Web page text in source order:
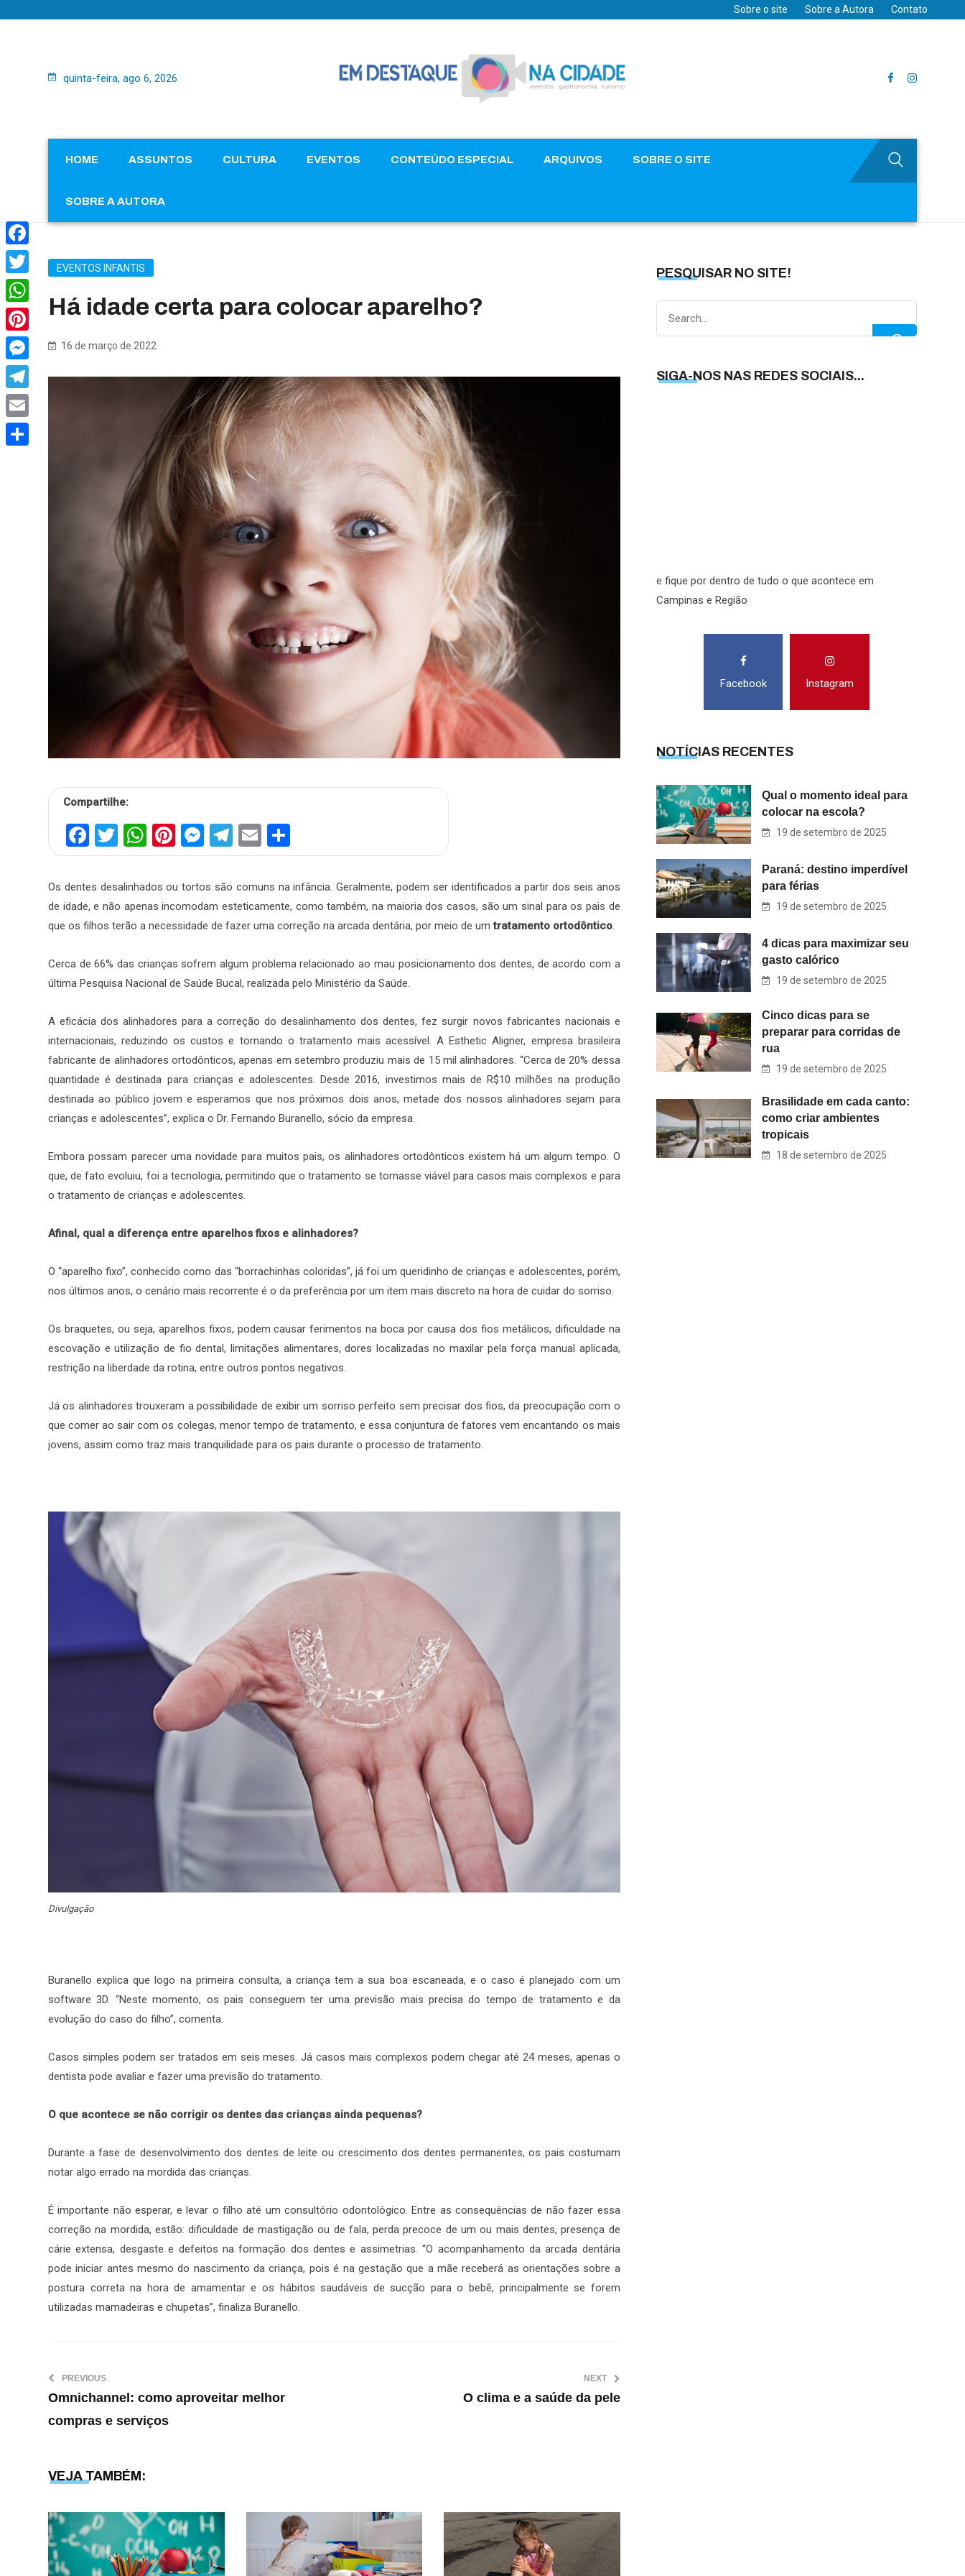
Sobre o site Sobre a Autora Contato
quinta-feira, ago 6, 2026
HOME ASSUNTOS CULTURA EVENTOS CONTEÚDO ESPECIAL ARQUIVOS SOBRE O SITE
SOBRE A AUTORA
EVENTOS INFANTIS
Há idade certa para colocar aparelho?
16 de março de 2022
Compartilhe:
Facebook
Twitter
WhatsApp
Pinterest
Messenger
Telegram
Email
Os dentes desalinhados ou tortos são comuns na infância. Geralmente, podem ser identificados a partir dos seis anos
de idade, e não apenas incomodam esteticamente, como também, na maioria dos casos, são um sinal para os pais de
que os filhos terão a necessidade de fazer uma correção na arcada dentária, por meio de umtratamento ortodôntico
Cerca de 66% das crianças sofrem algum problema relacionado ao mau posicionamento dos dentes, de acordo com a
última Pesquisa Nacional de Saúde Bucal, realizada pelo Ministério da Saúde.
A eficácia dos alinhadores para a correção do desalinhamento dos dentes, fez surgir novos fabricantes nacionais e
internacionais, reduzindo os custos e tornando o tratamento mais acessível. A Esthetic Aligner, empresa brasileira
fabricante de alinhadores ortodônticos, apenas em setembro produziu mais de 15 mil alinhadores. “Cerca de 20% dessa
quantidade é destinada para crianças e adolescentes. Desde 2016, investimos mais de R$10 milhões na produção
destinada ao público jovem e esperamos que nos próximos dois anos, metade dos nossos alinhadores sejam para
crianças e adolescentes”, explica o Dr. Fernando Buranello, sócio da empresa.
Embora possam parecer uma novidade para muitos pais, os alinhadores ortodônticos existem há um algum tempo. O
que, de fato evoluiu, foi a tecnologia, permitindo que o tratamento se tornasse viável para casos mais complexos e para
o tratamento de crianças e adolescentes.
Afinal, qual a diferença entre aparelhos fixos e alinhadores?
O “aparelho fixo”, conhecido como das “borrachinhas coloridas”, já foi um queridinho de crianças e adolescentes, porém,
nos últimos anos, o cenário mais recorrente é o da preferência por um item mais discreto na hora de cuidar do sorriso.
Os braquetes, ou seja, aparelhos fixos, podem causar ferimentos na boca por causa dos fios metálicos, dificuldade na
escovação e utilização de fio dental, limitações alimentares, dores localizadas no maxilar pela força manual aplicada,
restrição na liberdade da rotina, entre outros pontos negativos.
Já os alinhadores trouxeram a possibilidade de exibir um sorriso perfeito sem precisar dos fios, da preocupação com o
que comer ao sair com os colegas, menor tempo de tratamento, e essa conjuntura de fatores vem encantando os mais
jovens, assim como traz mais tranquilidade para os pais durante o processo de tratamento.
Divulgação
Buranello explica que logo na primeira consulta, a criança tem a sua boa escaneada, e o caso é planejado com um
software 3D. “Neste momento, os pais conseguem ter uma previsão mais precisa do tempo de tratamento e da
evolução do caso do filho”, comenta.
Casos simples podem ser tratados em seis meses. Já casos mais complexos podem chegar até 24 meses, apenas o
dentista pode avaliar e fazer uma previsão do tratamento.
O que acontece se não corrigir os dentes das crianças ainda pequenas?
Durante a fase de desenvolvimento dos dentes de leite ou crescimento dos dentes permanentes, os pais costumam
notar algo errado na mordida das crianças.
É importante não esperar, e levar o filho até um consultório odontológico. Entre as consequências de não fazer essa
correção na mordida, estão: dificuldade de mastigação ou de fala, perda precoce de um ou mais dentes, presença de
cárie extensa, desgaste e defeitos na formação dos dentes e assimetrias. “O acompanhamento da arcada dentária
pode iniciar antes mesmo do nascimento da criança, pois é na gestação que a mãe receberá as orientações sobre a
postura correta na hora de amamentar e os hábitos saudáveis de sucção para o bebê, principalmente se forem
utilizadas mamadeiras e chupetas”, finaliza Buranello.
PREVIOUS
Omnichannel: como aproveitar melhor
compras e serviços
NEXT
O clima e a saúde da pele
VEJA TAMBÉM:
PESQUISAR NO SITE!
SIGA-NOS NAS REDES SOCIAIS...
e fique por dentro de tudo o que acontece em
Campinas e Região
Facebook Instagram
NOTÍCIAS RECENTES
Qual o momento ideal para
colocar na escola?
19 de setembro de 2025
Paraná: destino imperdível
para férias
19 de setembro de 2025
4 dicas para maximizar seu
gasto calórico
19 de setembro de 2025
Cinco dicas para se
preparar para corridas de
rua
19 de setembro de 2025
Brasilidade em cada canto:
como criar ambientes
tropicais
18 de setembro de 2025
Facebook
Twitter
WhatsApp
Pinterest
Messenger
Telegram
Email